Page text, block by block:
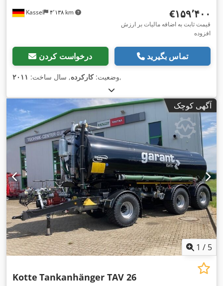
Kassel ۴٬۱۳۸ km ‎€۱۵۹٬۴۰۰
قیمت ثابت به اضافه مالیات بر ارزش
افزوده
درخواست کردن تماس بگیرید
وضعیت:کارکرده, سال ساخت: ۲۰۱۱ ,
آگهی کوچک
1 / 5
Kotte Tankanhänger TAV 26